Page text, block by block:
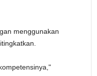
menggunakan